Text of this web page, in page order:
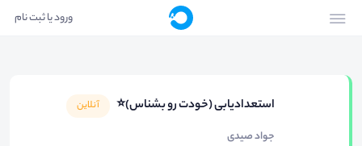
ورود یا ثبت نام
استعدادیابی (خودت رو بشناس)⭐ آنلاین
جواد صیدی